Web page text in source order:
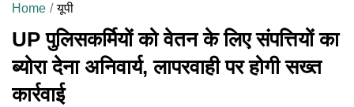
Home यूपी
UP पुलिसकर्मियों को वेतन के लिए संपत्तियों का
ब्योरा देना अनिवार्य, लापरवाही पर होगी सख्त
कार्रवाई